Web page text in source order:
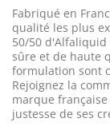
Fabriqué en
qualité les plus
50/50 d'Alfaliquid
sûre et de haute
formulation sont
Rejoignez la
marque
justesse de ses